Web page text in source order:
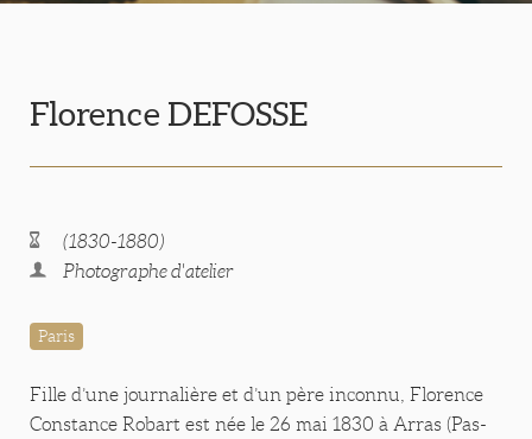
Florence DEFOSSE
(1830-1880)
Photographe d'atelier
Paris
Fille d’une journalière et d’un père inconnu, Florence
Constance Robart est née le 26 mai 1830 à Arras (Pas-